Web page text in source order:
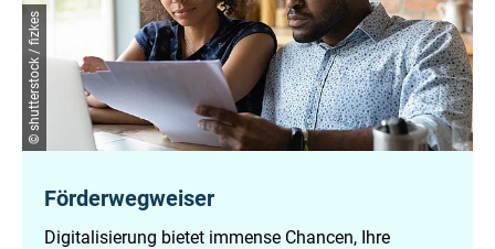
© shutterstock / fizkes
Förderwegweiser
Digitalisierung bietet immense Chancen, Ihre